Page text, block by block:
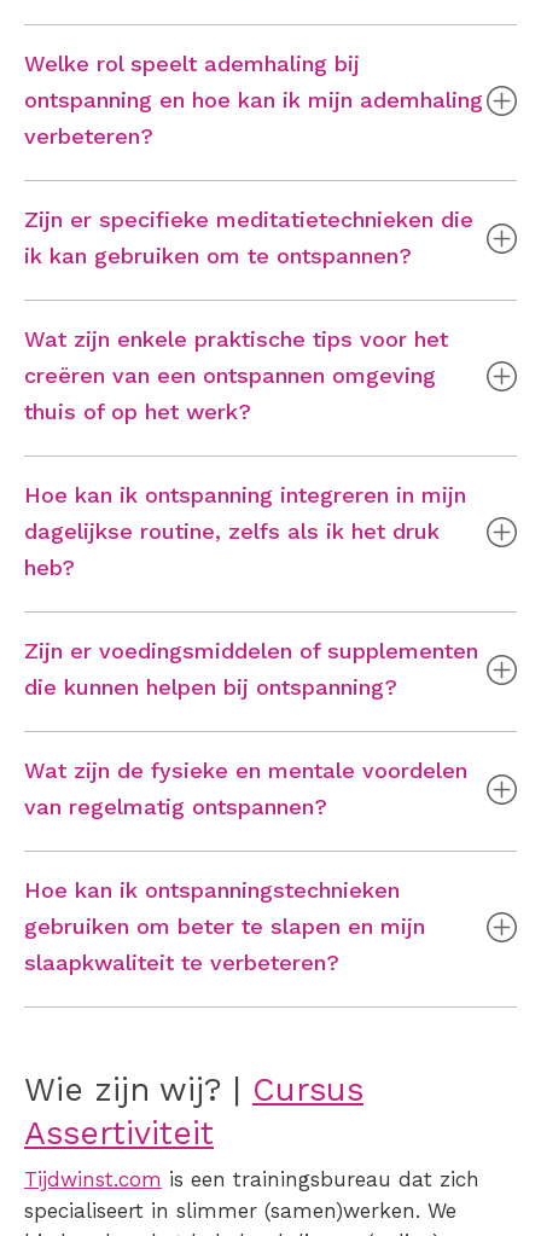
Welke rol speelt ademhaling bij
ontspanning en hoe kan ik mijn ademhaling
verbeteren?
Zijn er specifieke meditatietechnieken die
ik kan gebruiken om te ontspannen?
Wat zijn enkele praktische tips voor het
creëren van een ontspannen omgeving
thuis of op het werk?
Hoe kan ik ontspanning integreren in mijn
dagelijkse routine, zelfs als ik het druk
heb?
Zijn er voedingsmiddelen of supplementen
die kunnen helpen bij ontspanning?
Wat zijn de fysieke en mentale voordelen
van regelmatig ontspannen?
Hoe kan ik ontspanningstechnieken
gebruiken om beter te slapen en mijn
slaapkwaliteit te verbeteren?
Wie zijn wij? | Cursus
Assertiviteit
Tijdwinst.com is een trainingsbureau dat zich
specialiseert in slimmer (samen)werken. We